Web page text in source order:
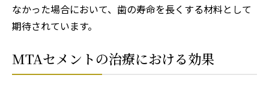
なかった場合において、歯の寿命を長くする材料として
期待されています。
MTAセメントの治療における効果